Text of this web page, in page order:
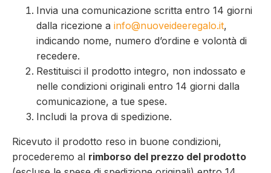
Invia una comunicazione scritta entro 14 giorni
dalla ricezione a info@nuoveideeregalo.it,
indicando nome, numero d’ordine e volontà di
recedere.
Restituisci il prodotto integro, non indossato e
nelle condizioni originali entro 14 giorni dalla
comunicazione, a tue spese.
Includi la prova di spedizione.
Ricevuto il prodotto reso in buone condizioni,
procederemo al rimborso del prezzo del prodotto